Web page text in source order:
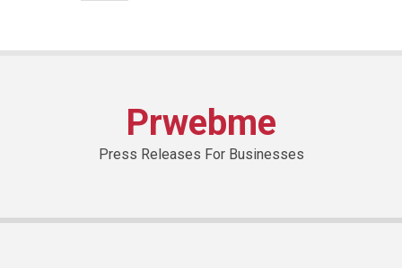
Prwebme
Press Releases For Businesses